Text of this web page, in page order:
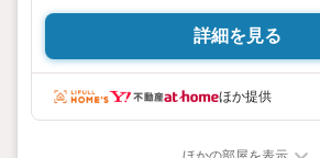
■家族の会話が弾むカウンターキッチン採
■2WAYバルコニーで日当たりが良く開放
リフォーム内容
・システムキッチン、ユニットバス、洗面
詳細を見る
ほか提供